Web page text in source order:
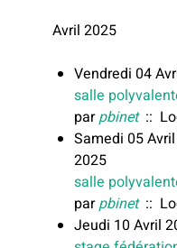
Avril 2025
Vendredi 04
salle
parpbinet::
Samedi 05
2025
salle
parpbinet::
Jeudi 10 Avril